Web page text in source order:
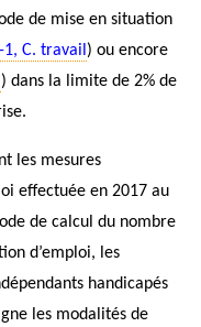
de mise en situation
C. travail ) ou encore
) dans la limite de 2% de
les mesures
effectuée en 2017 au
de calcul du nombre
d’emploi, les
handicapés
les modalités de